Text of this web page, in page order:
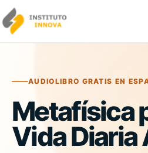
Saltar al contenido
AUDIOLIBRO GRATIS EN
Metafísica
Vida